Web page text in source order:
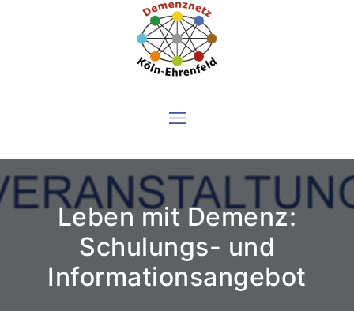
Leben mit Demenz:
Schulungs- und
Informationsangebot